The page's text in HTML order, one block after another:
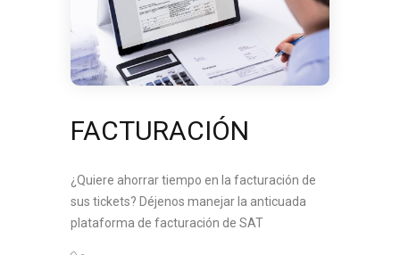
FACTURACIÓN
¿Quiere ahorrar tiempo en la facturación de
sus tickets? Déjenos manejar la anticuada
plataforma de facturación de SAT